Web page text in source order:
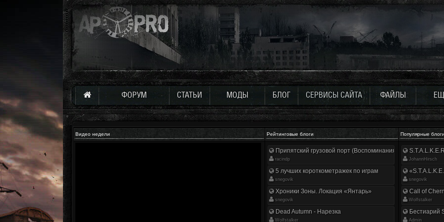
ФОРУМ СТАТЬИ МОДЫ БЛОГ СЕРВИСЫ САЙТА ФАЙЛЫ
Видео недели Рейтинговые блоги Популярные
Припятский грузовой порт (Воспоминания ликвидатора)
racindp
5 лучших короткометражек по играм
snegovik
Хроники Зоны. Локация «Янтарь»
snegovik
Dead Autumn - Нарезка
Wolfstalker
JohannHirsch
snegovik
Call of
Wolfstalker
Бестиарий
Аdmin